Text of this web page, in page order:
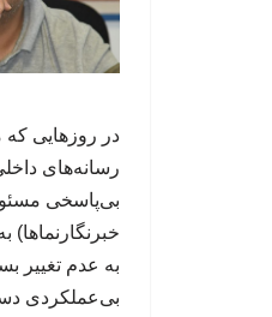
در روزهایی که
رسانه‌های
بی‌پاسخی
خبرنگارنماها)
به عدم تغییر
بی‌عملکردی